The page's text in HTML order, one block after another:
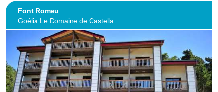
Font Romeu
Goélia Le Domaine de Castella